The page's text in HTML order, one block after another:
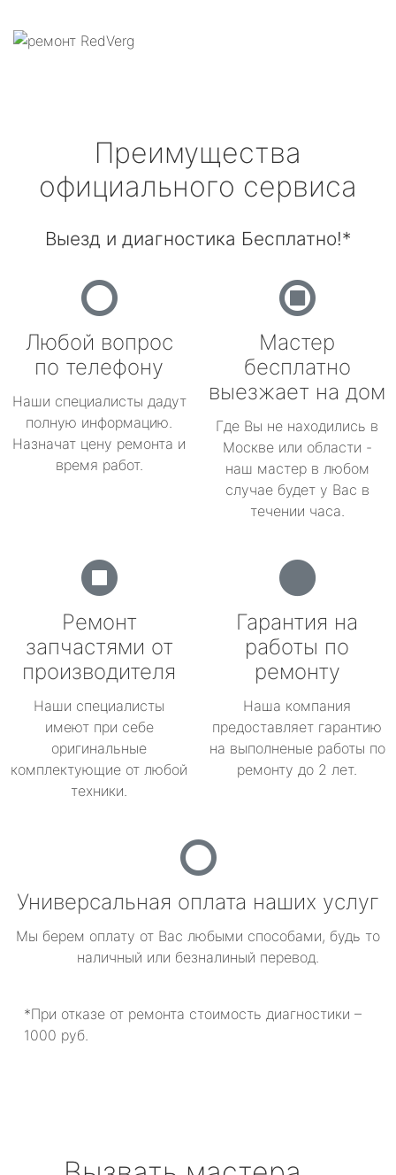
Преимущества
официального сервиса
Выезд и диагностика Бесплатно!*
Любой вопрос
по телефону
Наши специалисты дадут
полную информацию.
Назначат цену ремонта и
время работ.
Мастер
бесплатно
выезжает на дом
Где Вы не находились в
Москве или области -
наш мастер в любом
случае будет у Вас в
течении часа.
Ремонт
запчастями от
производителя
Наши специалисты
имеют при себе
оригинальные
комплектующие от любой
техники.
Гарантия на
работы по
ремонту
Наша компания
предоставляет гарантию
на выполненые работы по
ремонту до 2 лет.
Универсальная оплата наших услуг
Мы берем оплату от Вас любыми способами, будь то
наличный или безналиный перевод.
*При отказе от ремонта стоимость диагностики –
1000 руб.